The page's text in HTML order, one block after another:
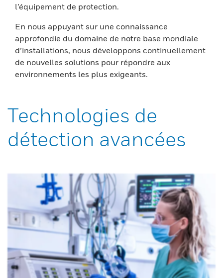
l’équipement de protection.
En nous appuyant sur une connaissance
approfondie du domaine de notre base mondiale
d’installations, nous développons continuellement
de nouvelles solutions pour répondre aux
environnements les plus exigeants.
Technologies de
détection avancées